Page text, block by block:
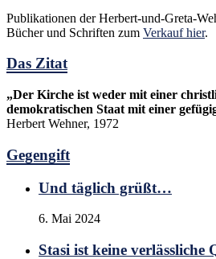
Publikationen der Herbert-und-Greta-
Bücher und Schriften zum Verkauf hier.
Das Zitat
„Der Kirche ist weder mit einer
demokratischen Staat mit einer
Herbert Wehner, 1972
Gegengift
Und täglich grüßt…
6. Mai 2024
Stasi ist keine verlässliche